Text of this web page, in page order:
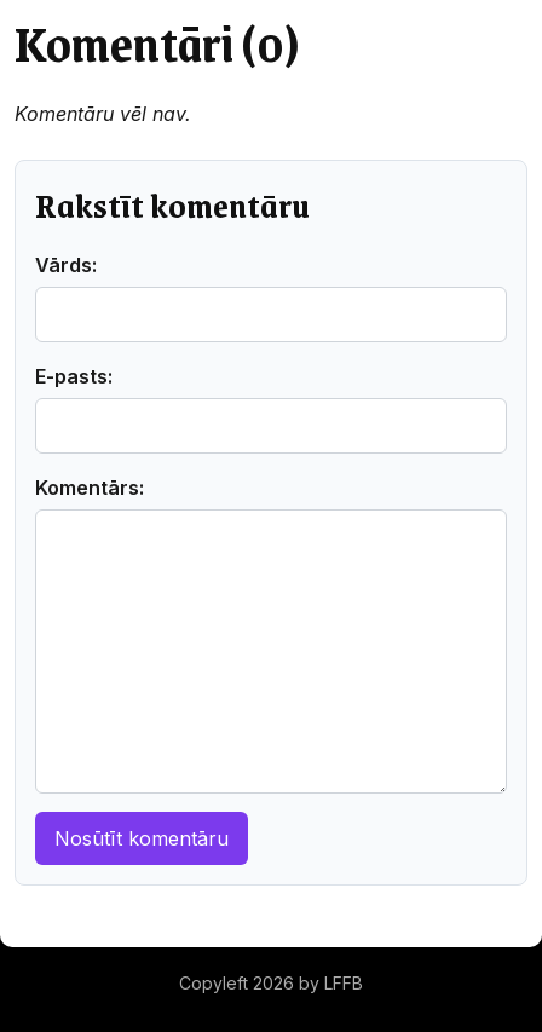
Komentāri (0)
Komentāru vēl nav.
Rakstīt komentāru
Vārds:
E-pasts:
Komentārs:
Copyleft 2026 by LFFB